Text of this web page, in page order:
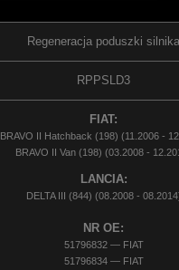
Regeneracja poduszki silnika
RPPSLD3
FIAT:
BRAVO II Hatchback (198) (11.2006 -
BRAVO II Van (198) (03.2008 -
LANCIA:
DELTA III (844) (08.2008 -
NR OE:
51796832 — FIAT
51796834 — FIAT